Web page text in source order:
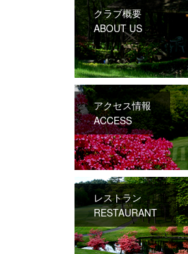
クラブ概要
ABOUT US
アクセス情報
ACCESS
レストラン
RESTAURANT